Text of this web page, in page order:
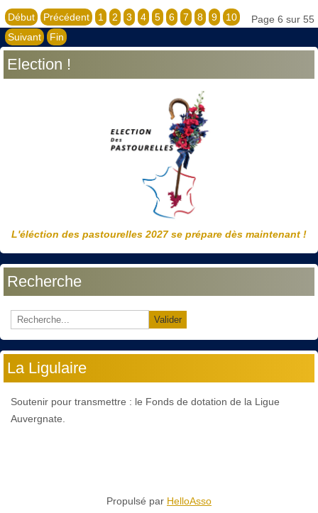
Page 6 sur 55
Début Précédent 1 2 3 4 5 6 7 8 9
10
Suivant
Fin
Election !
L'éléction des pastourelles 2027 se prépare dès maintenant !
Recherche
Valider
La Ligulaire
Soutenir pour transmettre : le Fonds de dotation de la Ligue
Auvergnate.
Propulsé par HelloAsso